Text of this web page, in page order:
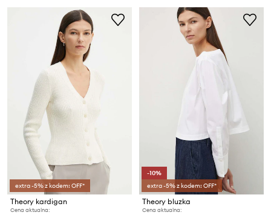
extra -5% z kodem: OFF*
Theory kardigan
Cena aktualna:
-10%
extra -5% z kodem: OFF*
Theory bluzka
Cena aktualna: